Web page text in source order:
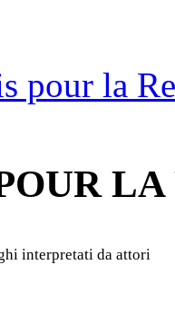
pour la
interpretati da attori